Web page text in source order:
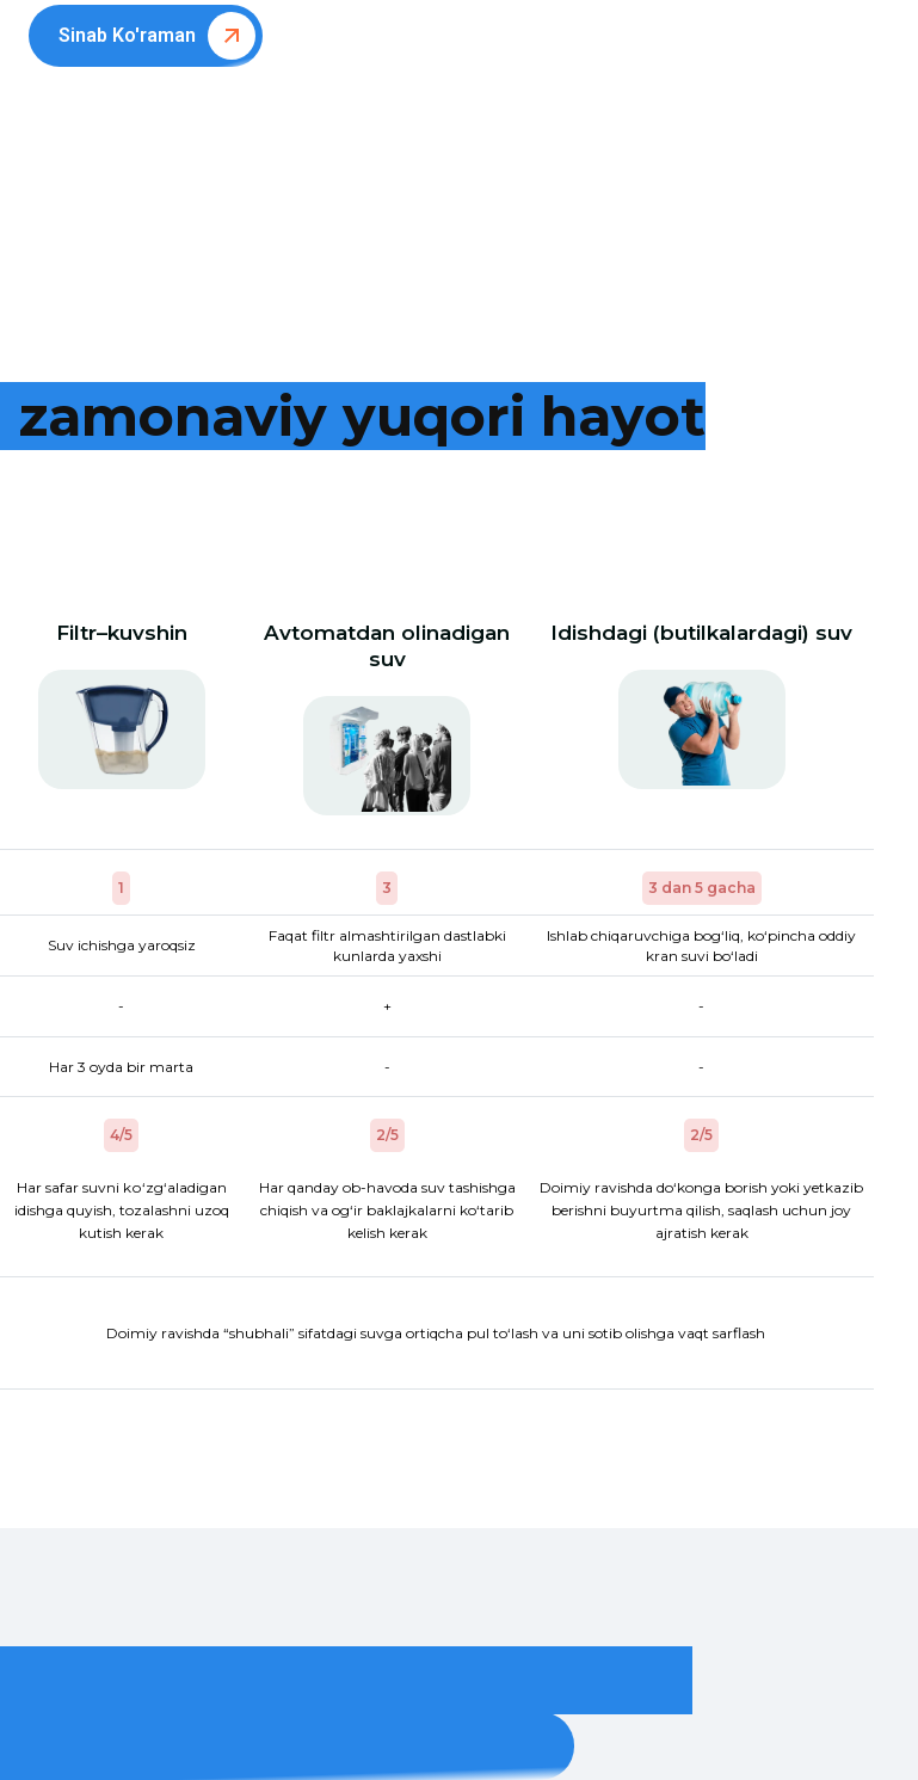
Sinab Ko'raman
zamonaviy yuqori hayot
Filtr–kuvshin
Avtomatdan olinadigan
suv
Idishdagi (butilkalardagi) suv
1 3 3 dan 5 gacha
Suv ichishga yaroqsiz
Faqat filtr almashtirilgan dastlabki
kunlarda yaxshi
Ishlab chiqaruvchiga bog‘liq, ko‘pincha oddiy
kran suvi bo‘ladi
- + -
Har 3 oyda bir marta - -
4/5
Har safar suvni kо‘zg‘aladigan
idishga quyish, tozalashni uzoq
kutish kerak
2/5
Har qanday ob-havoda suv tashishga
chiqish va og‘ir baklajkalarni ko‘tarib
kelish kerak
2/5
Doimiy ravishda do‘konga borish yoki yetkazib
berishni buyurtma qilish, saqlash uchun joy
ajratish kerak
Doimiy ravishda “shubhali” sifatdagi suvga ortiqcha pul to‘lash va uni sotib olishga vaqt sarflash